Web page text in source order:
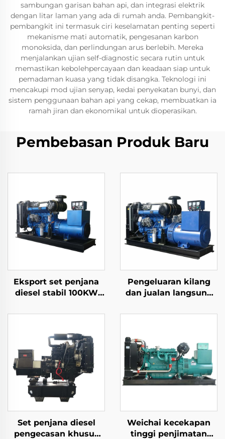
sambungan garisan bahan api, dan integrasi elektrik
dengan litar laman yang ada di rumah anda. Pembangkit-
pembangkit ini termasuk ciri keselamatan penting seperti
mekanisme mati automatik, pengesanan karbon
monoksida, dan perlindungan arus berlebih. Mereka
menjalankan ujian self-diagnostic secara rutin untuk
memastikan kebolehpercayaan dan keadaan siap untuk
pemadaman kuasa yang tidak disangka. Teknologi ini
mencakupi mod ujian senyap, kedai penyekatan bunyi, dan
sistem penggunaan bahan api yang cekap, membuatkan ia
ramah jiran dan ekonomikal untuk dioperasikan.
Pembebasan Produk Baru
Eksport set penjana
diesel stabil 100KW
penjanaan kuasa
Pengeluaran kilang
dan jualan langsung
Ricardo berprestasi
Set penjana diesel
pengecasan khusus
Weichai kecekapan
tinggi penjimatan